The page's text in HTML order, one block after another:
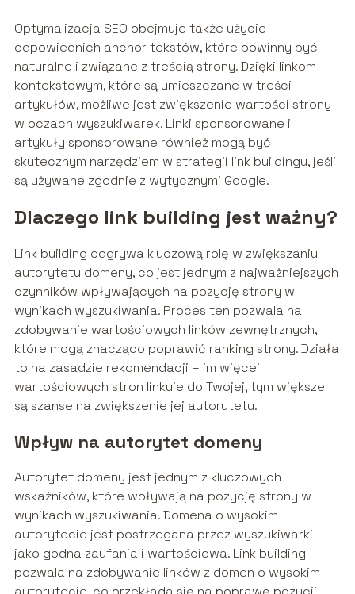
Optymalizacja SEO obejmuje także użycie
odpowiednich anchor tekstów, które powinny być
naturalne i związane z treścią strony. Dzięki linkom
kontekstowym, które są umieszczane w treści
artykułów, możliwe jest zwiększenie wartości strony
w oczach wyszukiwarek. Linki sponsorowane i
artykuły sponsorowane również mogą być
skutecznym narzędziem w strategii link buildingu, jeśli
są używane zgodnie z wytycznymi Google.
Dlaczego link building jest ważny?
Link building odgrywa kluczową rolę w zwiększaniu
autorytetu domeny, co jest jednym z najważniejszych
czynników wpływających na pozycję strony w
wynikach wyszukiwania. Proces ten pozwala na
zdobywanie wartościowych linków zewnętrznych,
które mogą znacząco poprawić ranking strony. Działa
to na zasadzie rekomendacji – im więcej
wartościowych stron linkuje do Twojej, tym większe
są szanse na zwiększenie jej autorytetu.
Wpływ na autorytet domeny
Autorytet domeny jest jednym z kluczowych
wskaźników, które wpływają na pozycję strony w
wynikach wyszukiwania. Domena o wysokim
autorytecie jest postrzegana przez wyszukiwarki
jako godna zaufania i wartościowa. Link building
pozwala na zdobywanie linków z domen o wysokim